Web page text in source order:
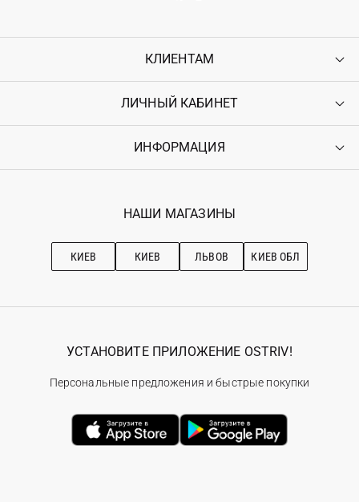
КЛИЕНТАМ
Контакты
Возврат
Гарантия
ЛИЧНЫЙ КАБИНЕТ
Войти
Ostriv Club+
ИНФОРМАЦИЯ
Наши магазини
Рекомендации по уходу
НАШИ МАГАЗИНЫ
КИЕВ КИЕВ ЛЬВОВ КИЕВ ОБЛ
УСТАНОВИТЕ ПРИЛОЖЕНИЕ OSTRIV!
Персональные предложения и быстрые покупки